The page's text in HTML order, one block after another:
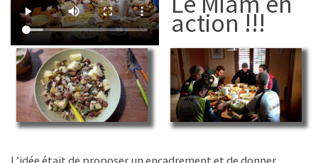
action !!!
L’idée était de proposer un encadrement et de donner